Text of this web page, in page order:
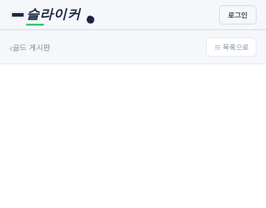
슬라이커 🏀
⚾
🏐
⚽ 로그인
‹골드 게시판 ≡ 목록으로